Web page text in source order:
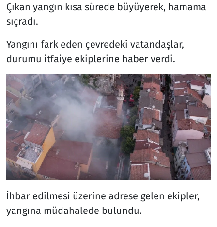
Çıkan yangın kısa sürede büyüyerek, hamama
sıçradı.
Yangını fark eden çevredeki vatandaşlar,
durumu itfaiye ekiplerine haber verdi.
İhbar edilmesi üzerine adrese gelen ekipler,
yangına müdahalede bulundu.
Televizyon